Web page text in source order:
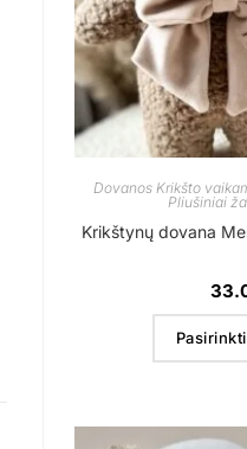
Dovanos Krikšto
Pliušiniai
Krikštynų dovana